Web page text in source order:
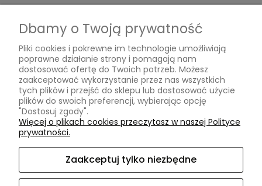
Formy płatności
Czas i koszty dostawy
Czas realizacji zamówienia
Informacje
O nas
Kontakt
Dbamy o Twoją prywatność
Pliki cookies i pokrewne im technologie umożliwiają
poprawne działanie strony i pomagają nam
dostosować ofertę do Twoich potrzeb. Możesz
zaakceptować wykorzystanie przez nas wszystkich
tych plików i przejść do sklepu lub dostosować użycie
plików do swoich preferencji, wybierając opcję
"Dostosuj zgody".
Więcej o plikach cookies przeczytasz w naszej Polityce
prywatności.
Zaakceptuj tylko niezbędne